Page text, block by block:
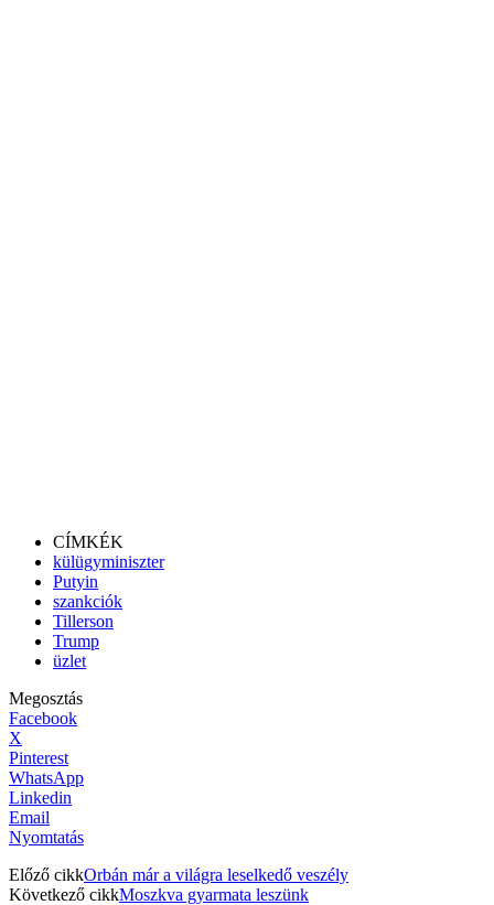
CÍMKÉK
külügyminiszter
Putyin
szankciók
Tillerson
Trump
üzlet
Megosztás
Facebook
X
Pinterest
WhatsApp
Linkedin
Email
Nyomtatás
Előző cikkOrbán már a világra leselkedő veszély
Következő cikkMoszkva gyarmata leszünk